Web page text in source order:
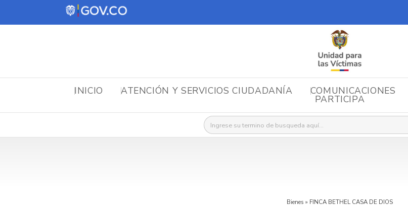
INICIO ATENCIÓN Y SERVICIOS CIUDADANÍA COMUNICACIONES
PARTICIPA
Buscar:
Bienes » FINCA BETHEL CASA DE DIOS